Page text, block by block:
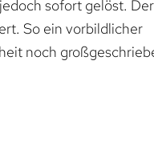
sofort gelöst.
So ein vorbildlicher
noch